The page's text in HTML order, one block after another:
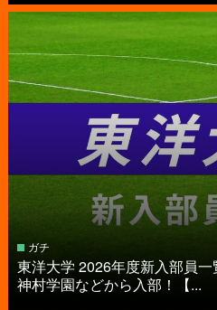
ガチ
東洋大学 2026年度新入部員一
神村学園などから入部！【...